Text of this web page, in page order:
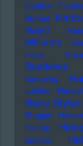
Günther
Stefani
Haiyti
Williams
Hans
Roedelius
Kerkeling
Juhnke
Harry Styles
Brugger
Heintje
Schenk